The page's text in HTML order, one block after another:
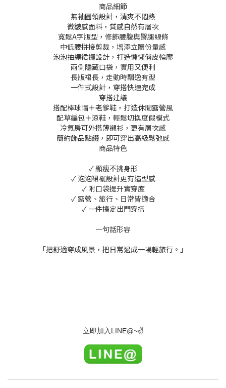
商品細節
無袖圓領設計，清爽不悶熱
微皺感面料，質感自然有層次
寬鬆A字版型，修飾腰腹與臀腿線條
中低腰拼接剪裁，增添立體份量感
泡泡抽繩裙襬設計，打造慵懶俏皮輪廓
兩側隱藏口袋，實用又便利
長版裙長，走動時飄逸有型
一件式設計，穿搭快速完成
穿搭建議
搭配棒球帽＋老爹鞋，打造休閒露營風
配草編包＋涼鞋，輕鬆切換度假模式
冷氣房可外搭薄襯衫，更有層次感
簡約飾品點綴，即可穿出高級鬆弛感
商品特色
✓ 顯瘦不挑身形
✓ 泡泡裙襬設計更有造型感
✓ 附口袋提升實穿度
✓ 露營、旅行、日常皆適合
✓ 一件搞定出門穿搭
一句話形容
「把舒適穿成風景，把日常過成一場輕旅行。」
立即加入 LINE@~✌